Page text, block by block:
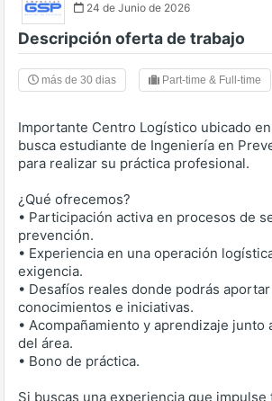
24 de Junio de 2026
Descripción oferta de trabajo
más de 30 dias Part-time & Full-time
Importante Centro Logístico ubicado
busca estudiante de Ingeniería en
para realizar su práctica profesional.
¿Qué ofrecemos?
• Participación activa en procesos de
prevención.
• Experiencia en una operación
exigencia.
• Desafíos reales donde podrás
conocimientos e iniciativas.
• Acompañamiento y aprendizaje junto
del área.
• Bono de práctica.
Si buscas una experiencia que